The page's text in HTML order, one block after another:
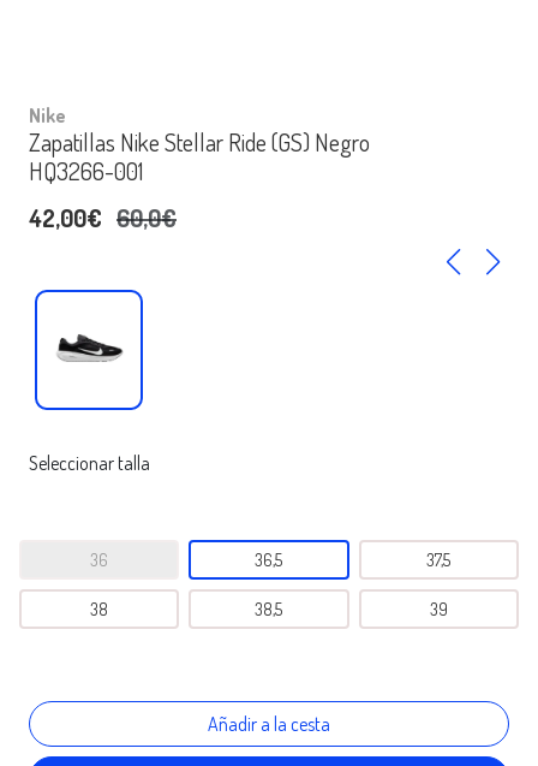
Nike
Zapatillas Nike Stellar Ride (GS) Negro
HQ3266-001
42,00€ 60,0€
Seleccionar talla
36 36,5 37,5
38 38,5 39